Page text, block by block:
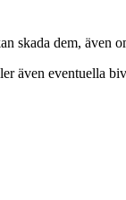
skada dem, även
även eventuella